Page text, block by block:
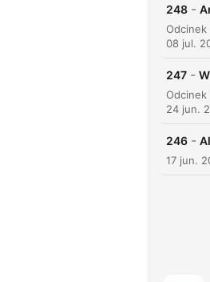
248 -
08 jul.
247 -
24 jun.
246 -
17 jun.